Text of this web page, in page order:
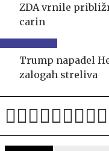
ZDA vrnile
carin
Trump napadel
zalogah streliva